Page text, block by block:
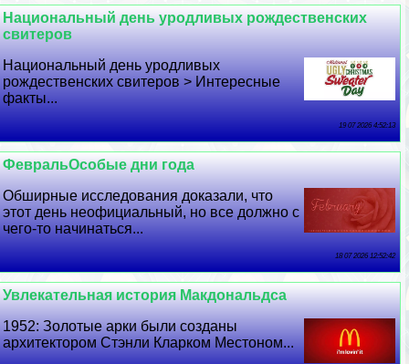
Национальный день уpoдливых рождественских
свитеров
Национальный день уpoдливых
рождественских свитеров > Интересные
факты...
19 07 2026 4:52:13
ФевральОсобые дни года
Обширные исследования доказали, что
этот день неофициальный, но все должно с
чего-то начинаться...
18 07 2026 12:52:42
Увлекательная история Макдональдса
1952: Золотые арки были созданы
архитектором Стэнли Кларком Местоном...